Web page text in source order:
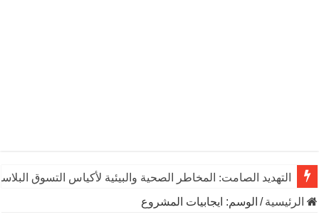
التهديد الصامت: المخاطر الصحية والبيئية لأكياس التسوق
الرئيسية/ الوسم: ايجابيات المشروع